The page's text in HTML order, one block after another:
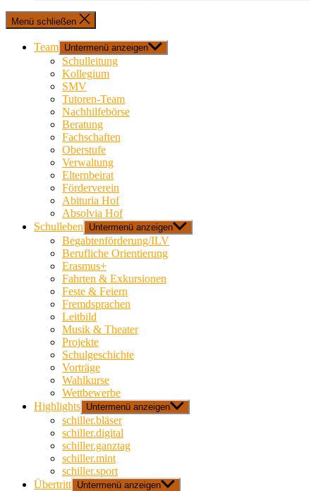
Menü schließen
Team Untermenü anzeigen
Schulleitung
Kollegium
SMV
Tutoren-Team
Nachhilfebörse
Beratung
Fachschaften
Oberstufe
Verwaltung
Elternbeirat
Förderverein
Abituria Hof
Absolvia Hof
Schulleben
Untermenü anzeigen
Begabtenförderung/ILV
Berufliche Orientierung
Erasmus+
Fahrten & Exkursionen
Feste & Feiern
Fremdsprachen
Leitbild
Musik & Theater
Projekte
Schulgeschichte
Vorträge
Wahlkurse
Wettbewerbe
Highlights Untermenü anzeigen
schiller.bläser
schiller.digital
schiller.ganztag
schiller.mint
schiller.sport
Übertritt Untermenü anzeigen